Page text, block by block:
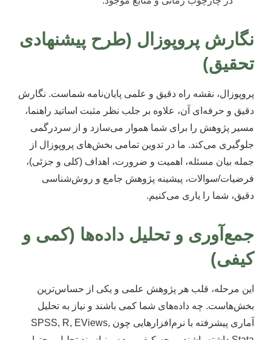
نگارش پروپوزال (طرح پیشنهادی
تحقیق)
پروپوزال، نقشه راه دقیق و علمی پایان‌نامه شماست. نگارش
دقیق و حرفه‌ای آن، علاوه بر جلب نظر مثبت اساتید راهنما،
مسیر پژوهش را برای شما هموار می‌سازد و از سردرگمی
جلوگیری می‌کند. ما در تدوین تمامی بخش‌های پروپوزال از
جمله بیان مسئله، اهمیت و ضرورت، اهداف (کلی و جزئی)،
فرضیات/سوالات، پیشینه پژوهش جامع و روش‌شناسی
دقیق، شما را یاری می‌کنیم.
جمع‌آوری و تحلیل داده‌ها (کمی و
کیفی)
این مرحله، قلب هر پژوهش علمی و یکی از حساس‌ترین
بخش‌هاست. چه داده‌های شما کمی باشند و نیاز به تحلیل
آماری پیشرفته با نرم‌افزارهایی چون SPSS, R, EViews,